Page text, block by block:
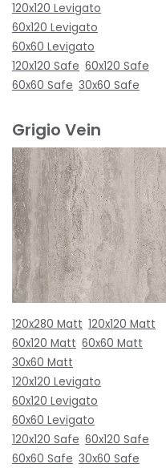
120x120 Levigato
60x120 Levigato
60x60 Levigato
120x120 Safe 60x120 Safe
60x60 Safe 30x60 Safe
Grigio Vein
120x280 Matt 120x120 Matt
60x120 Matt 60x60 Matt
30x60 Matt
120x120 Levigato
60x120 Levigato
60x60 Levigato
120x120 Safe 60x120 Safe
60x60 Safe 30x60 Safe